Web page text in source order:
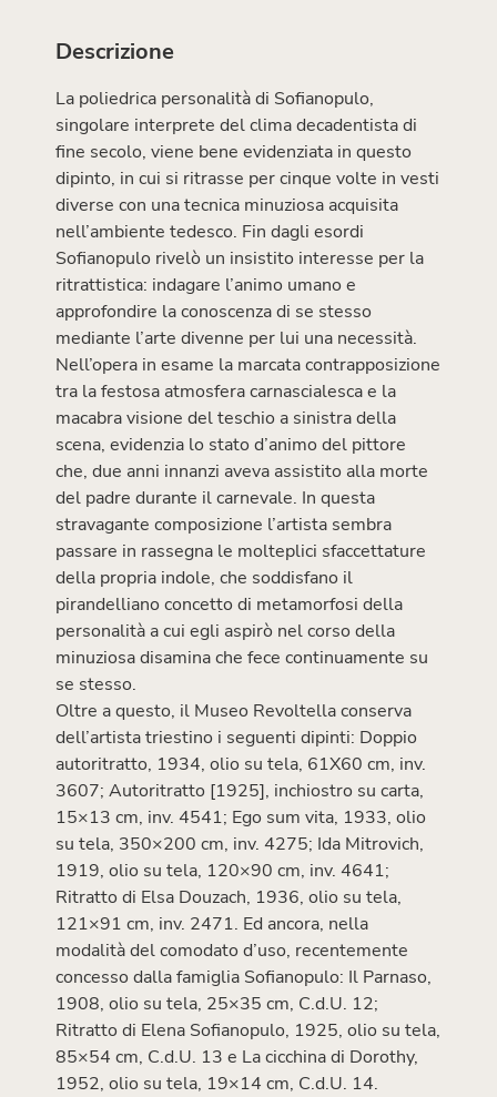
Descrizione
La poliedrica personalità di Sofianopulo,
singolare interprete del clima decadentista di
fine secolo, viene bene evidenziata in questo
dipinto, in cui si ritrasse per cinque volte in vesti
diverse con una tecnica minuziosa acquisita
nell’ambiente tedesco. Fin dagli esordi
Sofianopulo rivelò un insistito interesse per la
ritrattistica: indagare l’animo umano e
approfondire la conoscenza di se stesso
mediante l’arte divenne per lui una necessità.
Nell’opera in esame la marcata contrapposizione
tra la festosa atmosfera carnascialesca e la
macabra visione del teschio a sinistra della
scena, evidenzia lo stato d’animo del pittore
che, due anni innanzi aveva assistito alla morte
del padre durante il carnevale. In questa
stravagante composizione l’artista sembra
passare in rassegna le molteplici sfaccettature
della propria indole, che soddisfano il
pirandelliano concetto di metamorfosi della
personalità a cui egli aspirò nel corso della
minuziosa disamina che fece continuamente su
se stesso.
Oltre a questo, il Museo Revoltella conserva
dell’artista triestino i seguenti dipinti: Doppio
autoritratto, 1934, olio su tela, 61X60 cm, inv.
3607; Autoritratto [1925], inchiostro su carta,
15×13 cm, inv. 4541; Ego sum vita, 1933, olio
su tela, 350×200 cm, inv. 4275; Ida Mitrovich,
1919, olio su tela, 120×90 cm, inv. 4641;
Ritratto di Elsa Douzach, 1936, olio su tela,
121×91 cm, inv. 2471. Ed ancora, nella
modalità del comodato d’uso, recentemente
concesso dalla famiglia Sofianopulo: Il Parnaso,
1908, olio su tela, 25×35 cm, C.d.U. 12;
Ritratto di Elena Sofianopulo, 1925, olio su tela,
85×54 cm, C.d.U. 13 e La cicchina di Dorothy,
1952, olio su tela, 19×14 cm, C.d.U. 14.